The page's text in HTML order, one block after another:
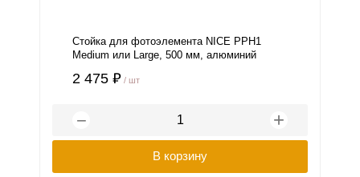
Стойка для фотоэлемента NICE PPH1
Medium или Large, 500 мм, алюминий
2 475 ₽ / шт
− +
В корзину